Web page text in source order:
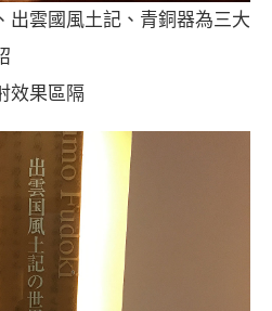
出雲國風土記、青銅器為三大
效果區隔